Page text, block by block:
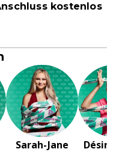
kostenlos
Sarah-Jane